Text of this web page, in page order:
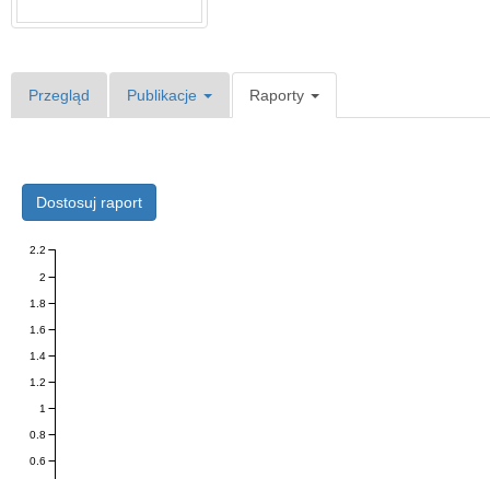
Przegląd Publikacje Raporty
Dostosuj raport
0.6
0.8
1
1.2
1.4
1.6
1.8
2
2.2